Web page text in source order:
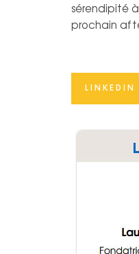
sérendipité
prochain
LINKEDIN